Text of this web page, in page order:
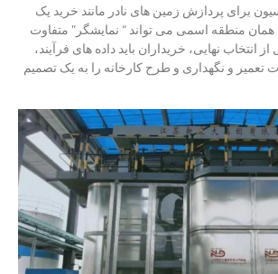
برای پردازش زمین های نادر مانند خرید یک
منطقه اسمی می تواند “ نمایشگر” متفاوت
نهایی، خریداران باید داده های فرآیند،
تعمیر و نگهداری و طرح کارخانه را به یک تصمیم